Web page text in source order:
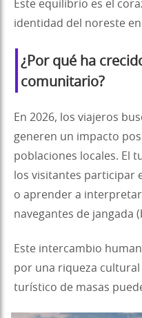
Este equilibrio es el
identidad del noreste
¿Por qué ha
comunitario?
En 2026, los viajeros
generen un impacto
poblaciones locales. El
los visitantes participar
o aprender a
navegantes de jangada
Este intercambio
por una riqueza
turístico de masas